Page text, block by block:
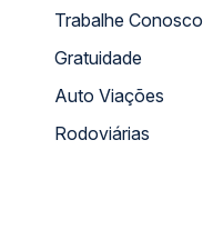
Trabalhe Conosco
Gratuidade
Auto Viações
Rodoviárias